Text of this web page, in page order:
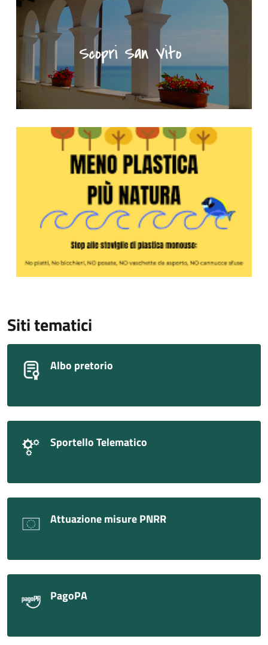
Meno plastica più natura - Clicca per saperne di più
Siti tematici
Albo pretorio
Sportello Telematico
Attuazione misure PNRR
PagoPA